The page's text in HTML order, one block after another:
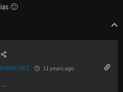
🙂
MARTÍNEZ 11 years ago